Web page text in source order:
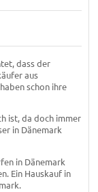
dass der
aus
schon ihre
ist, da doch immer
in Dänemark
in Dänemark
Ein Hauskauf in